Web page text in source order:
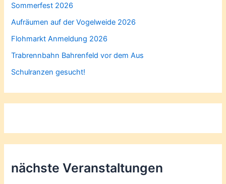
Sommerfest 2026
Aufräumen auf der Vogelweide 2026
Flohmarkt Anmeldung 2026
Trabrennbahn Bahrenfeld vor dem Aus
Schulranzen gesucht!
nächste Veranstaltungen